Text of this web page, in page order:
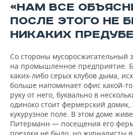
«НАМ ВСЕ
ПОСЛЕ ЭТОГО НЕ
НИКАКИХ
Со стороны мусоросжигательный
на промышленное предприятие.
каких-либо серых клубов дыма,
больше напоминает офис какой-
руку от него, буквально в
одиноко стоит фермерский домик,
кукурузное поле. В этом доме
Питерманн — посещения его